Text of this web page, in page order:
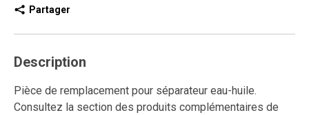
Partager
Description
Pièce de remplacement pour séparateur eau-huile.
Consultez la section des produits complémentaires de